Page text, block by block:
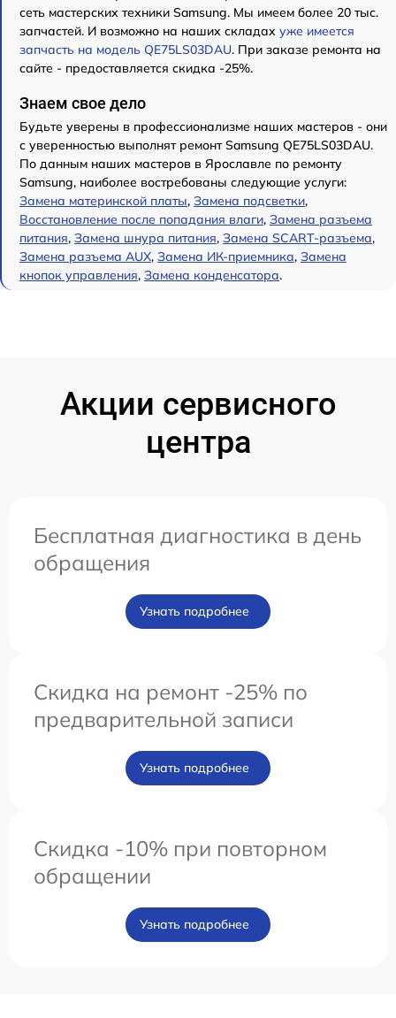
сеть мастерских техники Samsung. Мы имеем более 20 тыс.
запчастей. И возможно на наших складах уже имеется
запчасть на модель QE75LS03DAU. При заказе ремонта на
сайте - предоставляется скидка -25%.
Знаем свое дело
Будьте уверены в профессионализме наших мастеров - они
с уверенностью выполнят ремонт Samsung QE75LS03DAU.
По данным наших мастеров в Ярославле по ремонту
Samsung, наиболее востребованы следующие услуги:
Замена материнской платы, Замена подсветки,
Восстановление после попадания влаги, Замена разъема
питания, Замена шнура питания, Замена SCART-разъема,
Замена разъема AUX, Замена ИК-приемника, Замена
кнопок управления, Замена конденсатора.
Акции сервисного
центра
Бесплатная диагностика в день
обращения
Узнать подробнее
Скидка на ремонт -25% по
предварительной записи
Узнать подробнее
Скидка -10% при повторном
обращении
Узнать подробнее